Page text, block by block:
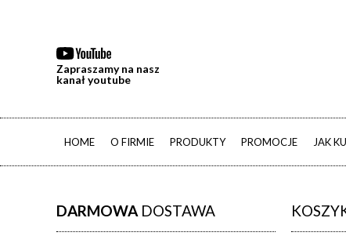
Zapraszamy na nasz
kanał youtube
HOME O FIRMIE PRODUKTY PROMOCJE JAK
DARMOWA DOSTAWA